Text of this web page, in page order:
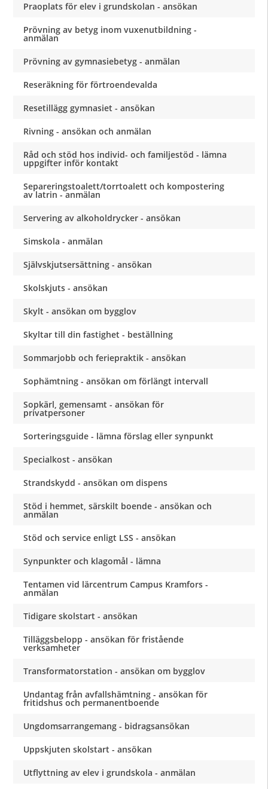
Praoplats för elev i grundskolan - ansökan
Prövning av betyg inom vuxenutbildning -
anmälan
Prövning av gymnasiebetyg - anmälan
Reseräkning för förtroendevalda
Resetillägg gymnasiet - ansökan
Rivning - ansökan och anmälan
Råd och stöd hos individ- och familjestöd - lämna
uppgifter inför kontakt
Separeringstoalett/torrtoalett och kompostering
av latrin - anmälan
Servering av alkoholdrycker - ansökan
Simskola - anmälan
Självskjutsersättning - ansökan
Skolskjuts - ansökan
Skylt - ansökan om bygglov
Skyltar till din fastighet - beställning
Sommarjobb och feriepraktik - ansökan
Sophämtning - ansökan om förlängt intervall
Sopkärl, gemensamt - ansökan för
privatpersoner
Sorteringsguide - lämna förslag eller synpunkt
Specialkost - ansökan
Strandskydd - ansökan om dispens
Stöd i hemmet, särskilt boende - ansökan och
anmälan
Stöd och service enligt LSS - ansökan
Synpunkter och klagomål - lämna
Tentamen vid lärcentrum Campus Kramfors -
anmälan
Tidigare skolstart - ansökan
Tilläggsbelopp - ansökan för fristående
verksamheter
Transformatorstation - ansökan om bygglov
Undantag från avfallshämtning - ansökan för
fritidshus och permanentboende
Ungdomsarrangemang - bidragsansökan
Uppskjuten skolstart - ansökan
Utflyttning av elev i grundskola - anmälan